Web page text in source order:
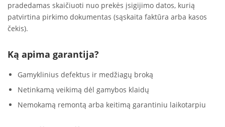
pradedamas skaičiuoti nuo prekės įsigijimo datos, kurią
patvirtina pirkimo dokumentas (sąskaita faktūra arba kasos
čekis).
Ką apima garantija?
Gamyklinius defektus ir medžiagų broką
Netinkamą veikimą dėl gamybos klaidų
Nemokamą remontą arba keitimą garantiniu laikotarpiu